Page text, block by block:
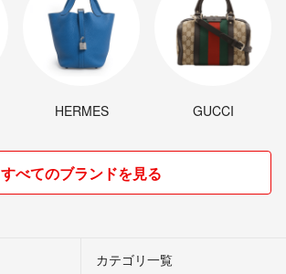
HERMES GUCCI
すべてのブランドを見る
カテゴリ一覧